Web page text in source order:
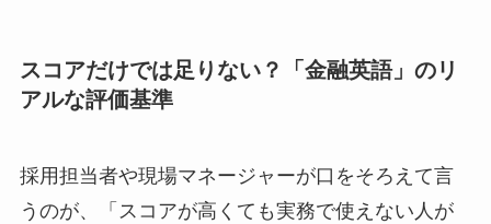
スコアだけでは足りない？「金融英語」のリ
アルな評価基準
採用担当者や現場マネージャーが口をそろえて言
うのが、「スコアが高くても実務で使えない人が